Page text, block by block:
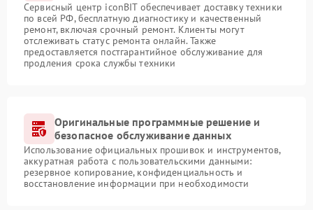
Сервисный центр iconBIT обеспечивает доставку техники
по всей РФ, бесплатную диагностику и качественный
ремонт, включая срочный ремонт. Клиенты могут
отслеживать статус ремонта онлайн. Также
предоставляется постгарантийное обслуживание для
продления срока службы техники
Оригинальные программные решение и
безопасное обслуживание данных
Использование официальных прошивок и инструментов,
аккуратная работа с пользовательскими данными:
резервное копирование, конфиденциальность и
восстановление информации при необходимости